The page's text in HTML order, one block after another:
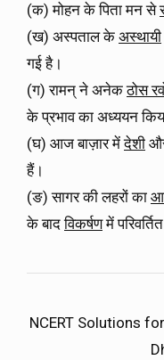
(क) मोहन के पिता मन से
(ख) अस्पताल के अस्थायी
गई है।
(ग) रामन् ने अनेकठोस
के प्रभाव का अध्ययन
(घ) आज बाज़ार मेंदेशी
हैं।
(ङ) सागर की लहरों का
के बादविकर्षणमें
NCERT Solutions